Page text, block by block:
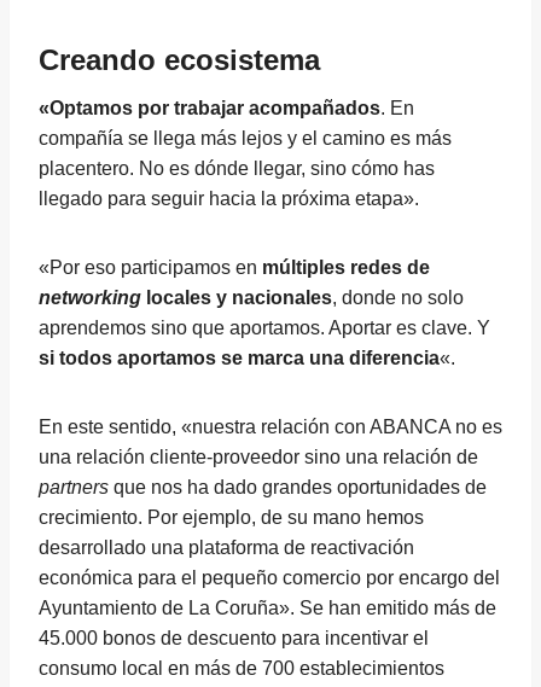
Creando ecosistema
«Optamos por trabajar acompañados. En
compañía se llega más lejos y el camino es más
placentero. No es dónde llegar, sino cómo has
llegado para seguir hacia la próxima etapa».
«Por eso participamos en múltiples redes de
networking locales y nacionales, donde no solo
aprendemos sino que aportamos. Aportar es clave. Y
si todos aportamos se marca una diferencia«.
En este sentido, «nuestra relación con ABANCA no es
una relación cliente-proveedor sino una relación de
partners que nos ha dado grandes oportunidades de
crecimiento. Por ejemplo, de su mano hemos
desarrollado una plataforma de reactivación
económica para el pequeño comercio por encargo del
Ayuntamiento de La Coruña». Se han emitido más de
45.000 bonos de descuento para incentivar el
consumo local en más de 700 establecimientos